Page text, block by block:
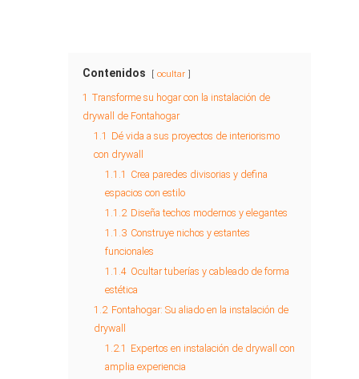
Contenidos ocultar
1 Transforme su hogar con la instalación de
drywall de Fontahogar
1.1 Dé vida a sus proyectos de interiorismo
con drywall
1.1.1 Crea paredes divisorias y defina
espacios con estilo
1.1.2 Diseña techos modernos y elegantes
1.1.3 Construye nichos y estantes
funcionales
1.1.4 Ocultar tuberías y cableado de forma
estética
1.2 Fontahogar: Su aliado en la instalación de
drywall
1.2.1 Expertos en instalación de drywall con
amplia experiencia